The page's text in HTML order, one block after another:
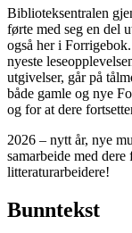
Biblioteksentralen
førte med seg en del
også her i
nyeste
utgivelser, går på
både gamle og nye
og for at dere
2026 – nytt år, nye
samarbeide med
litteraturarbeidere!
Bunntekst